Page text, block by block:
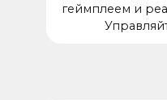
геймплеем и